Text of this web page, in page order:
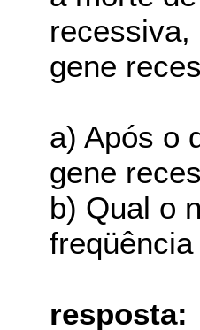
recessiva,
gene
a) Após o
gene
b) Qual o
resposta: